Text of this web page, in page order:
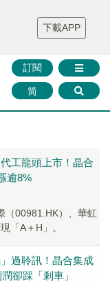
財華證券 媒體矩陣
智庫沙龍
聯絡我們
訂閱
简
下載APP
工龍頭上市！晶合
逾8%
（00981.HK）、華虹
「A＋H」。
過聆訊！晶合集成
卻踩「剎車」